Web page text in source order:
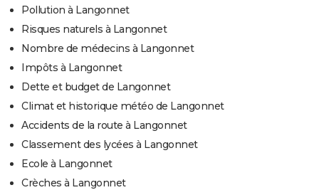
Pollution à Langonnet
Risques naturels à Langonnet
Nombre de médecins à Langonnet
Impôts à Langonnet
Dette et budget de Langonnet
Climat et historique météo de Langonnet
Accidents de la route à Langonnet
Classement des lycées à Langonnet
Ecole à Langonnet
Crèches à Langonnet